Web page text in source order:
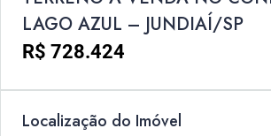
LAGO AZUL – JUNDIAÍ/SP
R$ 728.424
Localização do Imóvel